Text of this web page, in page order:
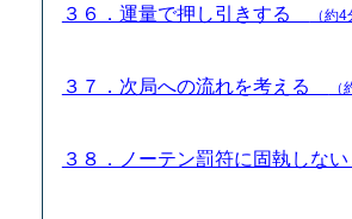
３６．運量で押し引きする （約
３７．次局への流れを考える （
３８．ノーテン罰符に固執しな